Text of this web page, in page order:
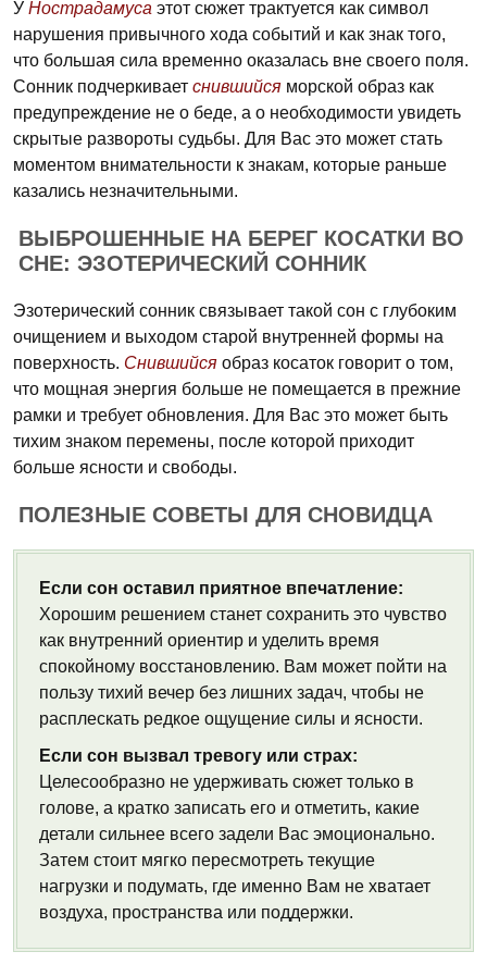
У Нострадамуса этот сюжет трактуется как символ
нарушения привычного хода событий и как знак того,
что большая сила временно оказалась вне своего поля.
Сонник подчеркивает снившийся морской образ как
предупреждение не о беде, а о необходимости увидеть
скрытые развороты судьбы. Для Вас это может стать
моментом внимательности к знакам, которые раньше
казались незначительными.
ВЫБРОШЕННЫЕ НА БЕРЕГ КОСАТКИ ВО
СНЕ: ЭЗОТЕРИЧЕСКИЙ СОННИК
Эзотерический сонник связывает такой сон с глубоким
очищением и выходом старой внутренней формы на
поверхность. Снившийся образ косаток говорит о том,
что мощная энергия больше не помещается в прежние
рамки и требует обновления. Для Вас это может быть
тихим знаком перемены, после которой приходит
больше ясности и свободы.
ПОЛЕЗНЫЕ СОВЕТЫ ДЛЯ СНОВИДЦА
Если сон оставил приятное впечатление:
Хорошим решением станет сохранить это чувство
как внутренний ориентир и уделить время
спокойному восстановлению. Вам может пойти на
пользу тихий вечер без лишних задач, чтобы не
расплескать редкое ощущение силы и ясности.
Если сон вызвал тревогу или страх:
Целесообразно не удерживать сюжет только в
голове, а кратко записать его и отметить, какие
детали сильнее всего задели Вас эмоционально.
Затем стоит мягко пересмотреть текущие
нагрузки и подумать, где именно Вам не хватает
воздуха, пространства или поддержки.